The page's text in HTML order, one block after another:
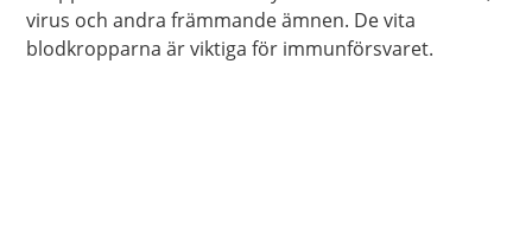
virus och andra främmande ämnen. De vita
blodkropparna är viktiga för immunförsvaret.